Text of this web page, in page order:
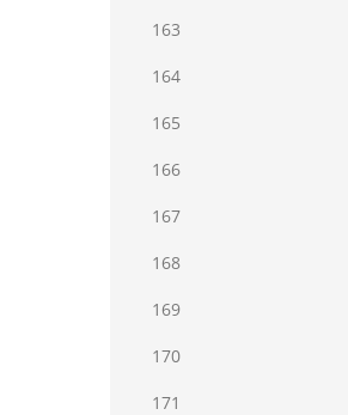
163
164
165
166
167
168
169
170
171